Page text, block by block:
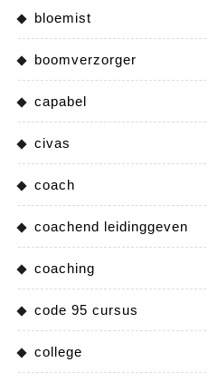
bloemist
boomverzorger
capabel
civas
coach
coachend leidinggeven
coaching
code 95 cursus
college